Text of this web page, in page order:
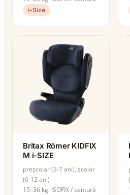
i-Size
Britax Römer KIDFIX
M i-SIZE
preșcolar (3-7 ani), școlar
(6-12 ani)
15–36 kg ISOFIX / centură